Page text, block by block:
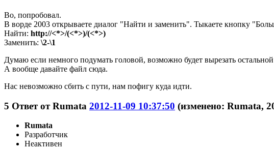
Во, попробовал.
В ворде 2003 открываете диалог "Найти и заменить". Тыкаете кнопку
Найти: http://<*>/(<*>)/(<*>)
Заменить: \2-\1
Думаю если немного подумать головой, возможно будет вырезать остальной
А вообще давайте файл сюда.
Нас невозможно сбить с пути, нам пофигу куда идти.
5 Ответ отRumata 2012-11-09 10:37:50 (изменено: Rumata,
Rumata
Разработчик
Неактивен